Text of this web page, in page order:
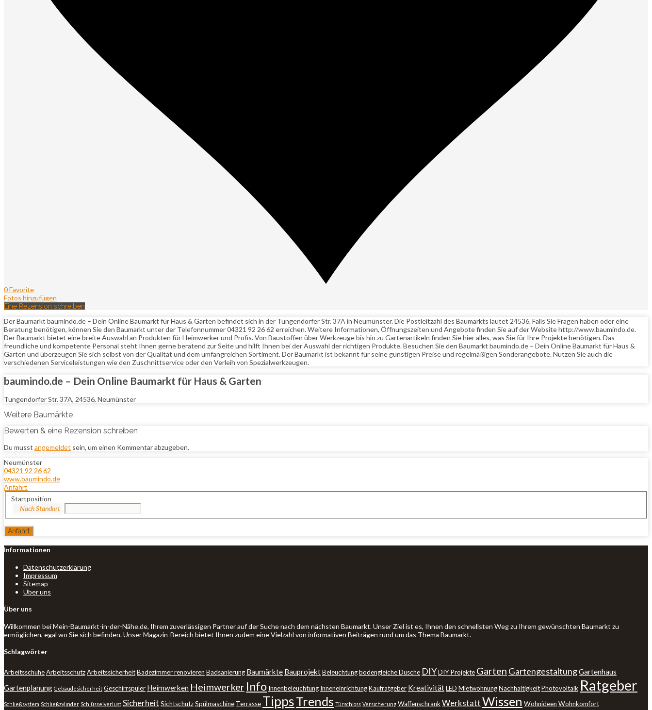
0 Favorite
Fotos hinzufügen
Eine Rezension schreiben
Der Baumarkt baumindo.de – Dein Online Baumarkt für Haus & Garten befindet sich in der Tungendorfer Str. 37A in Neumünster. Die Postleitzahl des Baumarkts lautet 24536. Falls Sie Fragen haben oder eine
Beratung benötigen, können Sie den Baumarkt unter der Telefonnummer 04321 92 26 62 erreichen. Weitere Informationen, Öffnungszeiten und Angebote finden Sie auf der Website http://www.baumindo.de.
Der Baumarkt bietet eine breite Auswahl an Produkten für Heimwerker und Profis. Von Baustoffen über Werkzeuge bis hin zu Gartenartikeln finden Sie hier alles, was Sie für Ihre Projekte benötigen. Das
freundliche und kompetente Personal steht Ihnen gerne beratend zur Seite und hilft Ihnen bei der Auswahl der richtigen Produkte. Besuchen Sie den Baumarkt baumindo.de – Dein Online Baumarkt für Haus &
Garten und überzeugen Sie sich selbst von der Qualität und dem umfangreichen Sortiment. Der Baumarkt ist bekannt für seine günstigen Preise und regelmäßigen Sonderangebote. Nutzen Sie auch die
verschiedenen Serviceleistungen wie den Zuschnittservice oder den Verleih von Spezialwerkzeugen.
baumindo.de – Dein Online Baumarkt für Haus & Garten
Tungendorfer Str. 37A, 24536, Neumünster
Weitere Baumärkte
Bewerten & eine Rezension schreiben
Du musst angemeldet sein, um einen Kommentar abzugeben.
Neumünster
04321 92 26 62
www.baumindo.de
Anfahrt
Startposition
Informationen
Datenschutzerklärung
Impressum
Sitemap
Über uns
Über uns
Willkommen bei Mein-Baumarkt-in-der-Nähe.de, Ihrem zuverlässigen Partner auf der Suche nach dem nächsten Baumarkt. Unser Ziel ist es, Ihnen den schnellsten Weg zu Ihrem gewünschten Baumarkt zu
ermöglichen, egal wo Sie sich befinden. Unser Magazin-Bereich bietet Ihnen zudem eine Vielzahl von informativen Beiträgen rund um das Thema Baumarkt.
Schlagwörter
ArbeitsschuheArbeitsschutzArbeitssicherheitBadezimmer renovieren Badsanierung Baumärkte BauprojektBeleuchtungbodengleiche Dusche DIYDIY Projekte Garten GartengestaltungGartenhaus
Gartenplanung Gebäudesicherheit Geschirrspüler Heimwerken Heimwerker Info Innenbeleuchtung InneneinrichtungKaufratgeber KreativitätLED MietwohnungNachhaltigkeitPhotovoltaik Ratgeber
Schließsystem Schließzylinder Schlüsselverlust Sicherheit SichtschutzSpülmaschine Terrasse TippsTrends Türschloss Versicherung WaffenschrankWerkstattWissen Wohnideen Wohnkomfort